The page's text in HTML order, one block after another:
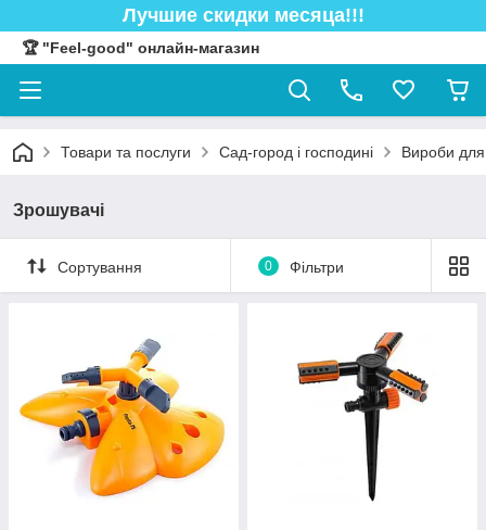
Лучшие скидки месяца!!!
🏆 "Feel-good" онлайн-магазин
Товари та послуги Сад-город і господині Вироби
Зрошувачі
Сортування 0 Фільтри